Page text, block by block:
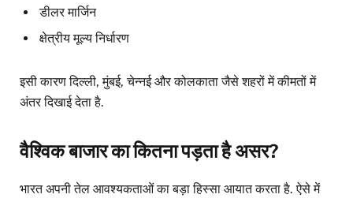
डीलर मार्जिन
क्षेत्रीय मूल्य निर्धारण
इसी कारण दिल्ली, मुंबई, चेन्नई और कोलकाता जैसे शहरों में कीमतों में
अंतर दिखाई देता है.
वैश्विक बाजार का कितना पड़ता है असर?
भारत अपनी तेल आवश्यकताओं का बड़ा हिस्सा आयात करता है. ऐसे में